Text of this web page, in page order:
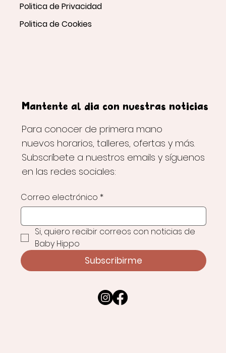
Politica de Privacidad
Politica de Cookies
Mantente al día con nuestras noticias
Para conocer de primera mano
nuevos horarios, talleres, ofertas y más.
Subscríbete a nuestros emails y síguenos
en las redes sociales:
Correo electrónico *
Si, quiero recibir correos con noticias de
Baby Hippo
Subscribirme